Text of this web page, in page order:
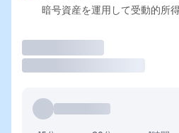
暗号資産を運用して受動的所